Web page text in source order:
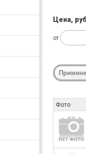
Цена,
от
Фото